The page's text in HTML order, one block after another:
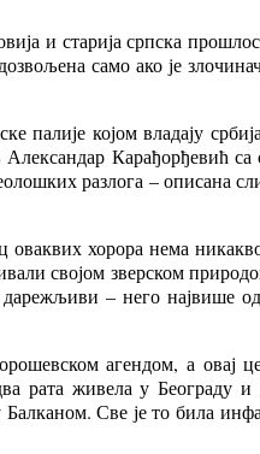
и старија српска
само ако је
палије којом владају
Карађорђевић са
разлога – описана
хорора нема
својом зверском
– него највише
агендом, а овај
рата живела у Београду
Балканом. Све је то била